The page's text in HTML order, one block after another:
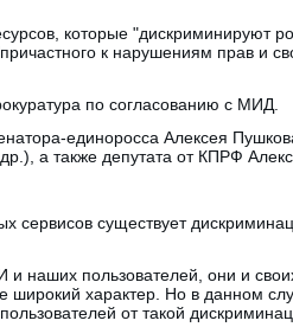
которые "дискриминируют
к нарушениям прав и
по согласованию с МИД.
единоросса Алексея
а также депутата от КПРФ
сервисов существует
наших пользователей, они и
широкий характер. Но в данном
от такой